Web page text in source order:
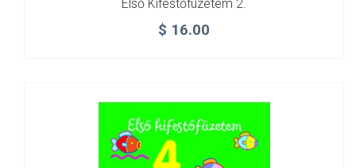
Első Kifestőfüzetem 2.
$ 16.00